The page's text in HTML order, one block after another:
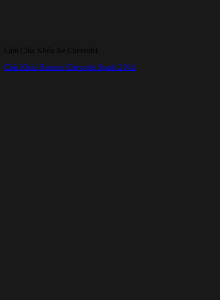
Làm Chìa Khóa Xe Chevrolet
Chìa Khóa Remote Chevrolet Spark 2 Nút